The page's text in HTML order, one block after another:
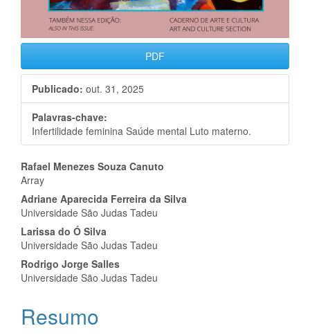
PDF
Publicado: out. 31, 2025
Palavras-chave:
Infertilidade feminina Saúde mental Luto materno.
Conteúdo
do
artigo
principal
Rafael Menezes Souza Canuto
Array
Adriane Aparecida Ferreira da Silva
Universidade São Judas Tadeu
Larissa do Ó Silva
Universidade São Judas Tadeu
Rodrigo Jorge Salles
Universidade São Judas Tadeu
Resumo